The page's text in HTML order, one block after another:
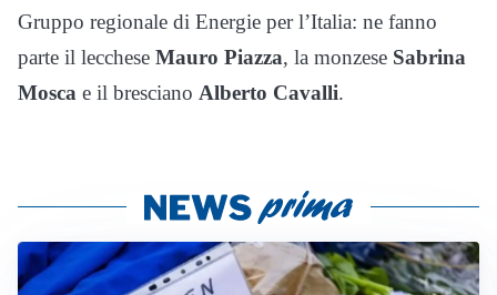
Gruppo regionale di Energie per l’Italia: ne fanno
parte il lecchese Mauro Piazza, la monzese Sabrina
Mosca e il bresciano Alberto Cavalli.